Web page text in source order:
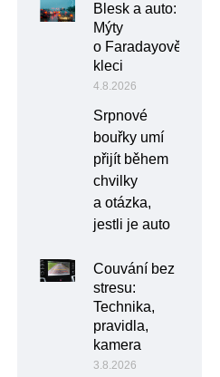
Blesk a auto:
Mýty
o Faradayově
kleci
4.8.2026
Srpnové
bouřky umí
přijít během
chvilky
a otázka,
jestli je auto
Couvání bez
stresu:
Technika,
pravidla,
kamera
3.8.2026